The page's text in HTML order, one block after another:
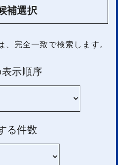
補選択
、完全一致で検索します。
示順序
る件数